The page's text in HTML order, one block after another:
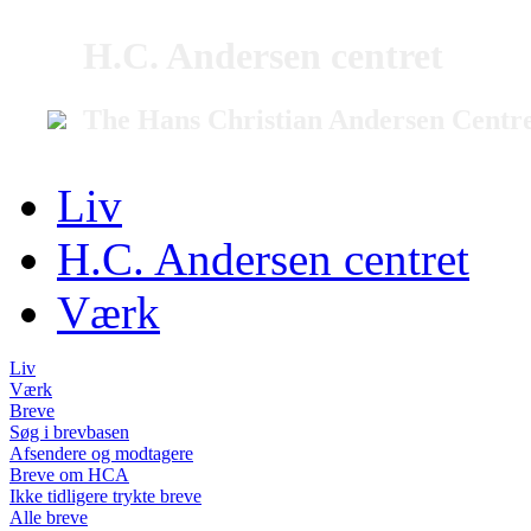
Liv
H.C. Andersen centret
Værk
Liv
Værk
Breve
Søg i brevbasen
Afsendere og modtagere
Breve om HCA
Ikke tidligere trykte breve
Alle breve